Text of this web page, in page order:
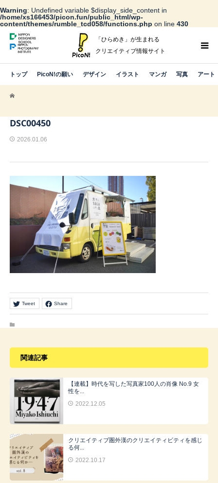
Warning: Undefined variable $display_side_content in
/home/xs166453/picon.fun/public_html/wp-
content/themes/rumble_tcd058/functions.php on line 430
「ひらめき」が生まれる
クリエイティブ情報サイト
トップ PicoN!の願い デザイン イラスト マンガ 写真 アート
DSC00450
2026.01.06
Tweet Share
関連記事
【連載】時代を写した写真家100人の肖像 No.9 女
性を...
2022.12.05
クリエイティブ圏外漢のクリエイティビティを感じ
る何...
2022.10.17